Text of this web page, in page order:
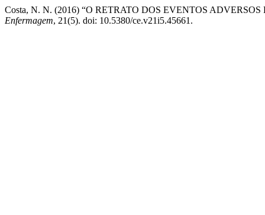
Costa, N. N. (2016) “O RETRATO DOS EVENTOS
Enfermagem, 21(5). doi: 10.5380/ce.v21i5.45661.